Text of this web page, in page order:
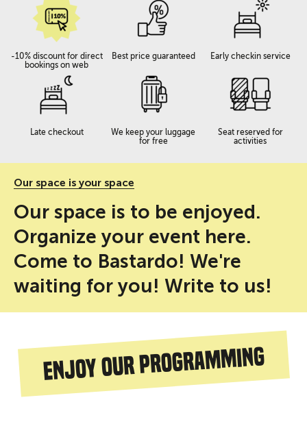
-10% discount for direct
bookings on web
Best price guaranteed Early checkin service
Late checkout
We keep your luggage
for free
Seat reserved for
activities
Our space is your space
Our space is to be enjoyed.
Organize your event here.
Come to Bastardo! We're
waiting for you! Write to us!
Enjoy our programming